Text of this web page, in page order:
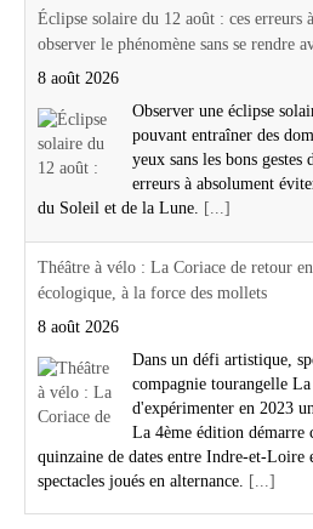
Éclipse solaire du 12 août : ces erreurs
observer le phénomène sans se rendre
8 août 2026
Observer une éclipse
pouvant entraîner des
yeux sans les bons
erreurs à absolument
du Soleil et de la Lune. [...]
Théâtre à vélo : La Coriace de retour
écologique, à la force des mollets
8 août 2026
Dans un défi artistique,
compagnie tourangelle
d'expérimenter en 2023
La 4ème édition démarre
quinzaine de dates entre Indre-et-
spectacles joués en alternance. [...]